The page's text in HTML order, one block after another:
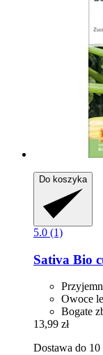
Do koszyka
5.0 (1)
Sativa Bio
Owoce
Bogate
13,99 zł
Dostawa do 10